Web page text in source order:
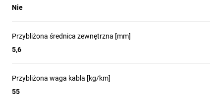
Nie
Przybliżona średnica zewnętrzna [mm]
5,6
Przybliżona waga kabla [kg/km]
55